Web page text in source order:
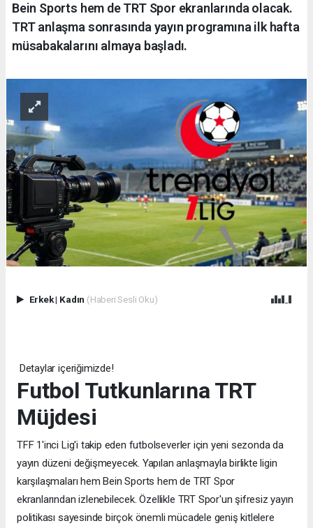
Bein Sports hem de TRT Spor ekranlarında olacak.
TRT anlaşma sonrasında yayın programına ilk hafta
müsabakalarını almaya başladı.
Erkek| Kadın (Haberi Sesli Oku)
Detaylar içeriğimizde!
Futbol Tutkunlarına TRT
Müjdesi
TFF 1'inci Lig'i takip eden futbolseverler için yeni sezonda da
yayın düzeni değişmeyecek. Yapılan anlaşmayla birlikte ligin
karşılaşmaları hem Bein Sports hem de TRT Spor
ekranlarından izlenebilecek. Özellikle TRT Spor'un şifresiz yayın
politikası sayesinde birçok önemli mücadele geniş kitlelere